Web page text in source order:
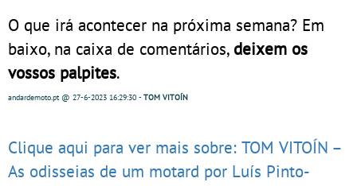
O que irá acontecer na próxima semana? Em
baixo, na caixa de comentários, deixem os
vossos palpites.
andardemoto.pt@ 27-6-2023 16:29:30 - TOM VITOÍN
Clique aqui para ver mais sobre: TOM VITOÍN –
As odisseias de um motard por Luís Pinto-